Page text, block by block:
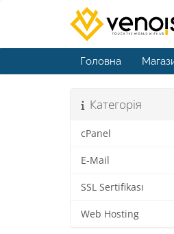
Головна
Категорія
cPanel
E-Mail
SSL Sertifikası
Web Hosting